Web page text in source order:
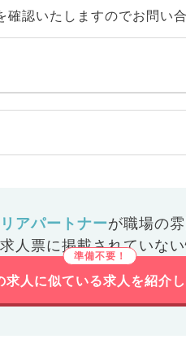
確認いたしますのでお問い
アパートナーが職場の
求人票に掲載されていな
求人に似ている求人を紹介